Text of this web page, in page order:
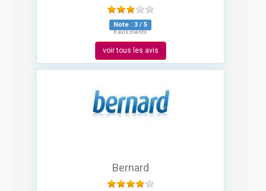
Note : 3 / 5
6 avis clients
voir tous les avis
Bernard